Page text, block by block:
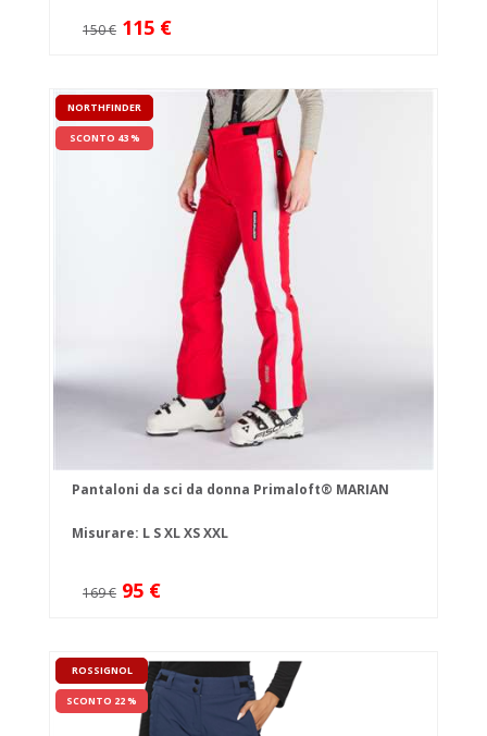
150 € 115 €
NORTHFINDER
SCONTO 43 %
Pantaloni da sci da donna Primaloft® MARIAN
Misurare: L SXLXSXXL
169 € 95 €
ROSSIGNOL
SCONTO 22 %